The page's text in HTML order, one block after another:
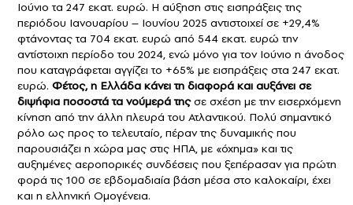
Ιούνιο τα 247 εκατ. ευρώ. Η αύξηση στις εισπράξεις της
περιόδου Ιανουαρίου – Ιουνίου 2025 αντιστοιχεί σε +29,4%
φτάνοντας τα 704 εκατ. ευρώ από 544 εκατ. ευρώ την
αντίστοιχη περίοδο του 2024, ενώ μόνο για τον Ιούνιο η άνοδος
που καταγράφεται αγγίζει το +65% με εισπράξεις στα 247 εκατ.
ευρώ. Φέτος, η Ελλάδα κάνει τη διαφορά και αυξάνει σε
διψήφια ποσοστά τα νούμερά τηςσε σχέση με την εισερχόμενη
κίνηση από την άλλη πλευρά του Ατλαντικού. Πολύ σημαντικό
ρόλο ως προς το τελευταίο, πέραν της δυναμικής που
παρουσιάζει η χώρα μας στις ΗΠΑ, με «όχημα» και τις
αυξημένες αεροπορικές συνδέσεις που ξεπέρασαν για πρώτη
φορά τις 100 σε εβδομαδιαία βάση μέσα στο καλοκαίρι, έχει
και η ελληνική Ομογένεια.